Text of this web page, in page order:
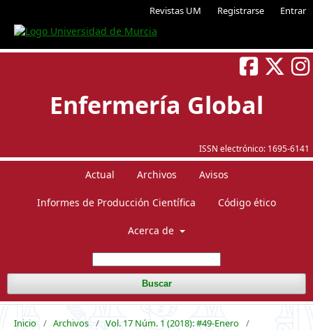
Revistas UM Registrarse Entrar
ISSN electrónico: 1695-6141
Enfermería Global
Actual Archivos Avisos
Informes de Producción Científica Código ético
Acerca de
Buscar
Inicio / Archivos / Vol. 17 Núm. 1 (2018): #49-Enero /